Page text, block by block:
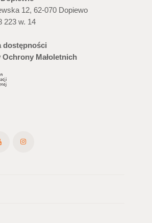
12, 62-070 Dopiewo
223 w. 14
dostępności
Ochrony Małoletnich